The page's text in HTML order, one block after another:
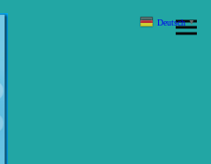
Deutsch ▼